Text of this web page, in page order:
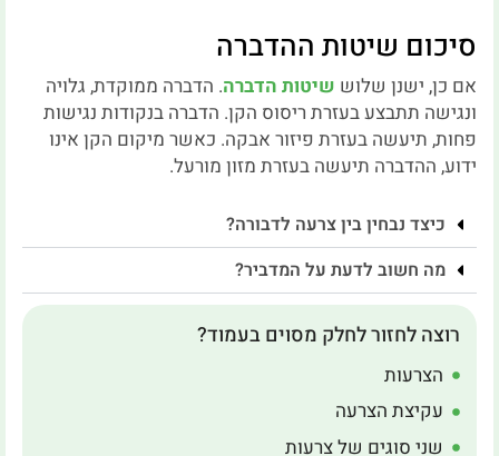
סיכום שיטות ההדברה
אם כן, ישנן שלוש שיטות הדברה. הדברה ממוקדת, גלויה
ונגישה תתבצע בעזרת ריסוס הקן. הדברה בנקודות נגישות
פחות, תיעשה בעזרת פיזור אבקה. כאשר מיקום הקן אינו
ידוע, ההדברה תיעשה בעזרת מזון מורעל.
כיצד נבחין בין צרעה לדבורה?
מה חשוב לדעת על המדביר?
רוצה לחזור לחלק מסוים בעמוד?
הצרעות
עקיצת הצרעה
שני סוגים של צרעות